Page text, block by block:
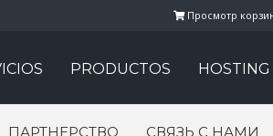
Просмотр
PRODUCTOS HOSTING
ПАРТНЕРСТВО СВЯЗЬ С НАМИ